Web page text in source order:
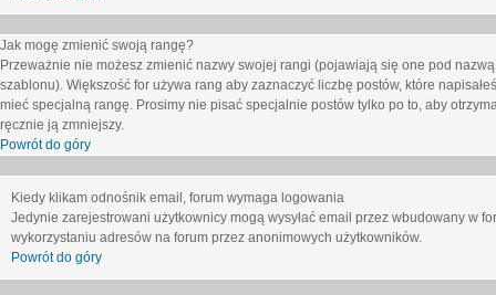
Jak mogę zmienić swoją rangę?
Przeważnie nie możesz zmienić nazwy swojej rangi (pojawiają się one pod
szablonu). Większość for używa rang aby zaznaczyć liczbę postów, które
mieć specjalną rangę. Prosimy nie pisać specjalnie postów tylko po to, aby
ręcznie ją zmniejszy.
Powrót do góry
Kiedy klikam odnośnik email, forum wymaga logowania
Jedynie zarejestrowani użytkownicy mogą wysyłać email przez wbudowany w
wykorzystaniu adresów na forum przez anonimowych użytkowników.
Powrót do góry